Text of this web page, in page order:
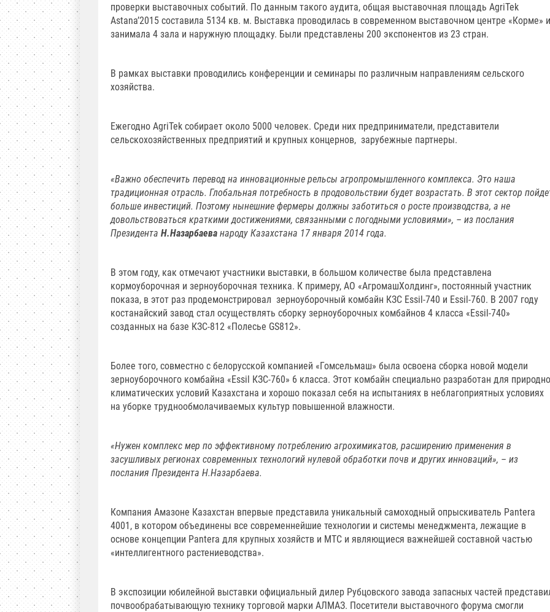
проверки выставочных событий. По данным такого аудита, общая выставочная площадь AgriTek
Astana’2015 составила 5134 кв. м. Выставка проводилась в современном выставочном центре «Корме» и
занимала 4 зала и наружную площадку. Были представлены 200 экспонентов из 23 стран.
В рамках выставки проводились конференции и семинары по различным направлениям сельского
хозяйства.
Ежегодно AgriTek собирает около 5000 человек. Среди них предприниматели, представители
сельскохозяйственных предприятий и крупных концернов, зарубежные партнеры.
«Важно обеспечить перевод на инновационные рельсы агропромышленного комплекса. Это наша
традиционная отрасль. Глобальная потребность в продовольствии будет возрастать. В этот сектор
больше инвестиций. Поэтому нынешние фермеры должны заботиться о росте производства, а не
довольствоваться краткими достижениями, связанными с погодными условиями», – из послания
Президента Н.Назарбаева народу Казахстана 17 января 2014 года.
В этом году, как отмечают участники выставки, в большом количестве была представлена
кормоуборочная и зерноуборочная техника. К примеру, АО «АгромашХолдинг», постоянный участник
показа, в этот раз продемонстрировал зерноуборочный комбайн КЗС Essil-740 и Essil-760. В 2007 году
костанайский завод стал осуществлять сборку зерноуборочных комбайнов 4 класса «Еssil-740»
созданных на базе КЗС-812 «Полесье GS812».
Более того, совместно с белорусской компанией «Гомсельмаш» была освоена сборка новой модели
зерноуборочного комбайна «Essil КЗС-760» 6 класса. Этот комбайн специально разработан для
климатических условий Казахстана и хорошо показал себя на испытаниях в неблагоприятных условиях
на уборке труднообмолачиваемых культур повышенной влажности.
«Нужен комплекс мер по эффективному потреблению агрохимикатов, расширению применения в
засушливых регионах современных технологий нулевой обработки почв и других инноваций», – из
послания Президента Н.Назарбаева.
Компания Амазоне Казахстан впервые представила уникальный самоходный опрыскиватель Pantera
4001, в котором объединены все современнейшие технологии и системы менеджмента, лежащие в
основе концепции Pantera для крупных хозяйств и МТС и являющиеся важнейшей составной частью
«интеллигентного растениеводства».
В экспозиции юбилейной выставки официальный дилер Рубцовского завода запасных частей
почвообрабатывающую технику торговой марки АЛМАЗ. Посетители выставочного форума смогли